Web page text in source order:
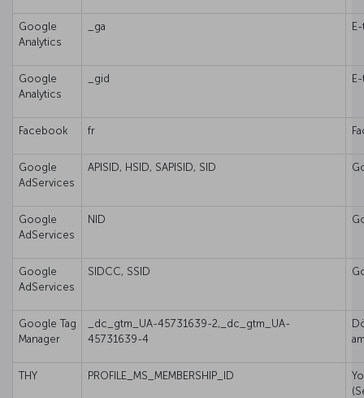
Google
Analytics
_ga
Google
Analytics
_gid
Facebook fr
Google
AdServices
APISID, HSID, SAPISID, SID
Google
AdServices
NID
Google
AdServices
SIDCC, SSID
Google Tag
Manager
_dc_gtm_UA-45731639-2,_dc_gtm_UA-
45731639-4
THY PROFILE_MS_MEMBERSHIP_ID